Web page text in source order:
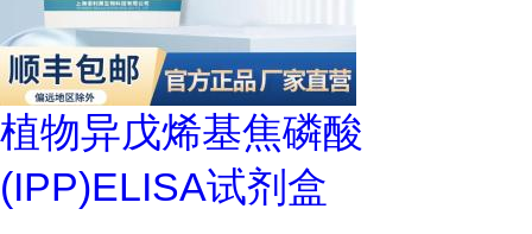
植物异戊烯基焦磷酸
(IPP)ELISA试剂盒